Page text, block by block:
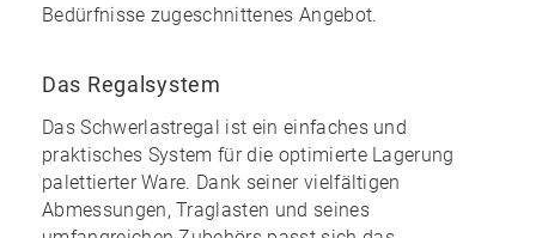
Bedürfnisse zugeschnittenes Angebot.
Das Regalsystem
Das Schwerlastregal ist ein einfaches und
praktisches System für die optimierte Lagerung
palettierter Ware. Dank seiner vielfältigen
Abmessungen, Traglasten und seines